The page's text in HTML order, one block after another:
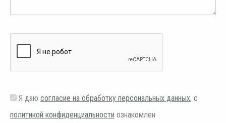
Я даю согласие на обработку персональных данных, с
политикой конфиденциальности ознакомлен